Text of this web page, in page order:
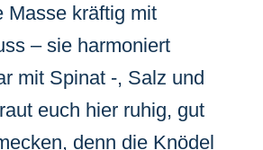
Masse kräftig mit
– sie harmoniert
mit Spinat -, Salz und
euch hier ruhig, gut
denn die Knödel